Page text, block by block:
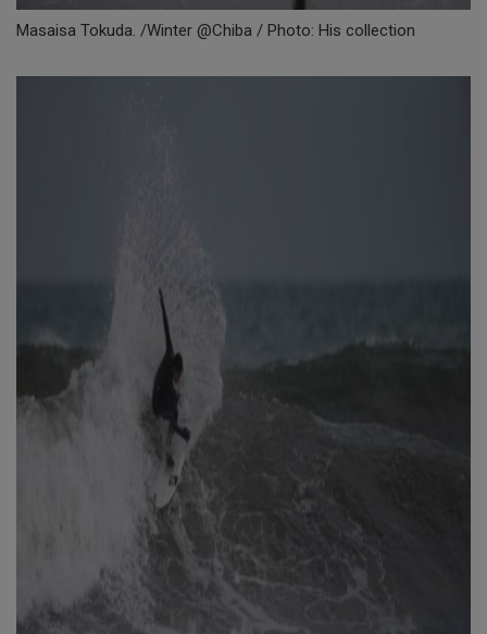
Masaisa Tokuda. /Winter @Chiba / Photo: His collection